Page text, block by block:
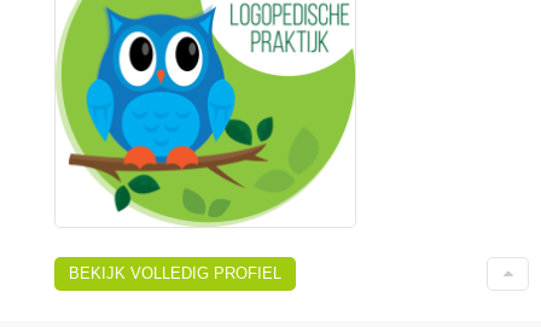
BEKIJK VOLLEDIG PROFIEL